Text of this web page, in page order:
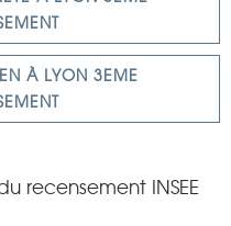
À LYON 3EME
recensement INSEE